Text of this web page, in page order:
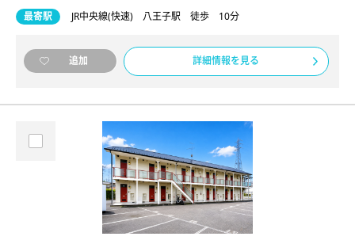
最寄駅 JR中央線(快速) 八王子駅 徒歩 10分
追加 詳細情報を見る